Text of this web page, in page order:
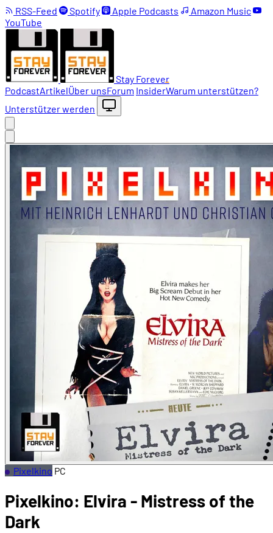
RSS-Feed Spotify Apple Podcasts
Amazon Music
YouTube
Stay Forever
PodcastArtikelÜber unsForum InsiderWarum unterstützen?
Unterstützer werden
Pixelkino PC
Pixelkino: Elvira - Mistress of the
Dark